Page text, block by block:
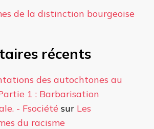
de la distinction bourgeoise
récents
des autochtones au
1 : Barbarisation
- Fsociété sur Les
du racisme